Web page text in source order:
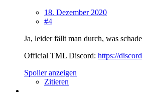
18. Dezember 2020
#4
Ja, leider fällt man durch, was
Official TML Discord: https://
Spoiler anzeigen
Zitieren